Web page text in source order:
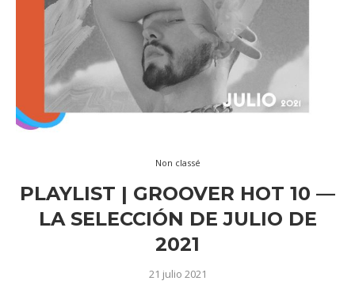
Non classé
PLAYLIST | GROOVER HOT 10 —
LA SELECCIÓN DE JULIO DE
2021
21 julio 2021